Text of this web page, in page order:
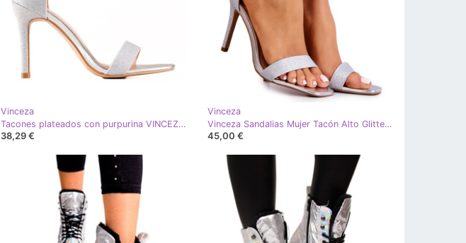
Vinceza
Tacones plateados con purpurina VINCEZA plata gris
38,29 €
Vinceza
Vinceza Sandalias Mujer Tacón Alto Glitter Plata Massimo
45,00 €